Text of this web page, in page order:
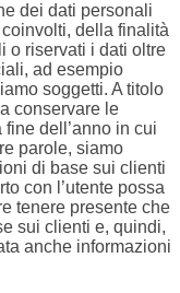
dei dati personali
della finalità
o riservati i dati oltre
ad esempio
soggetti. A titolo
conservare le
dell’anno in cui
parole, siamo
di base sui clienti
con l’utente possa
tenere presente che
sui clienti e, quindi,
anche informazioni